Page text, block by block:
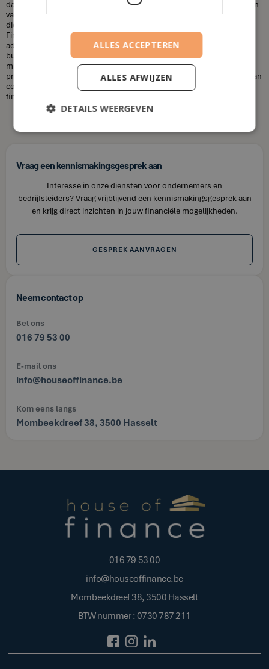
dat financieel adviseurs duur zijn. Dit is niet altijd het geval. De kosten
van een financieel adviseur kunnen variëren, afhankelijk van de
diensten die u nodig heeft en uw financiële situatie. Bij House of
Finance bieden wij betaalbare tarieven voor onze financiële
adviesdiensten, zodat u uw financiën kunt optimaliseren zonder uw
budget te overschrijden. Kortom, laat u niet misleiden door de
misvattingen over financieel adviseurs. Als u op zoek bent naar
professioneel en betrouwbaar financieel advies in De Klinge, neem dan
contact op met House of Finance. Wij staan klaar om u te helpen uw
financiële doelen te bereiken.
Vraag een kennismakingsgesprek aan
Interesse in onze diensten voor ondernemers en
bedrijfsleiders? Vraag vrijblijvend een kennismakingsgesprek aan
en krijg direct inzichten in jouw financiële mogelijkheden.
GESPREK AANVRAGEN
Neem contact op
Bel ons
016 79 53 00
E-mail ons
info@houseoffinance.be
Kom eens langs
Mombeekdreef 38, 3500 Hasselt
016 79 53 00
info@houseoffinance.be
Mombeekdreef 38, 3500 Hasselt
BTW nummer : 0730 787 211
ALLES ACCEPTEREN
ALLES AFWIJZEN
DETAILS WEERGEVEN